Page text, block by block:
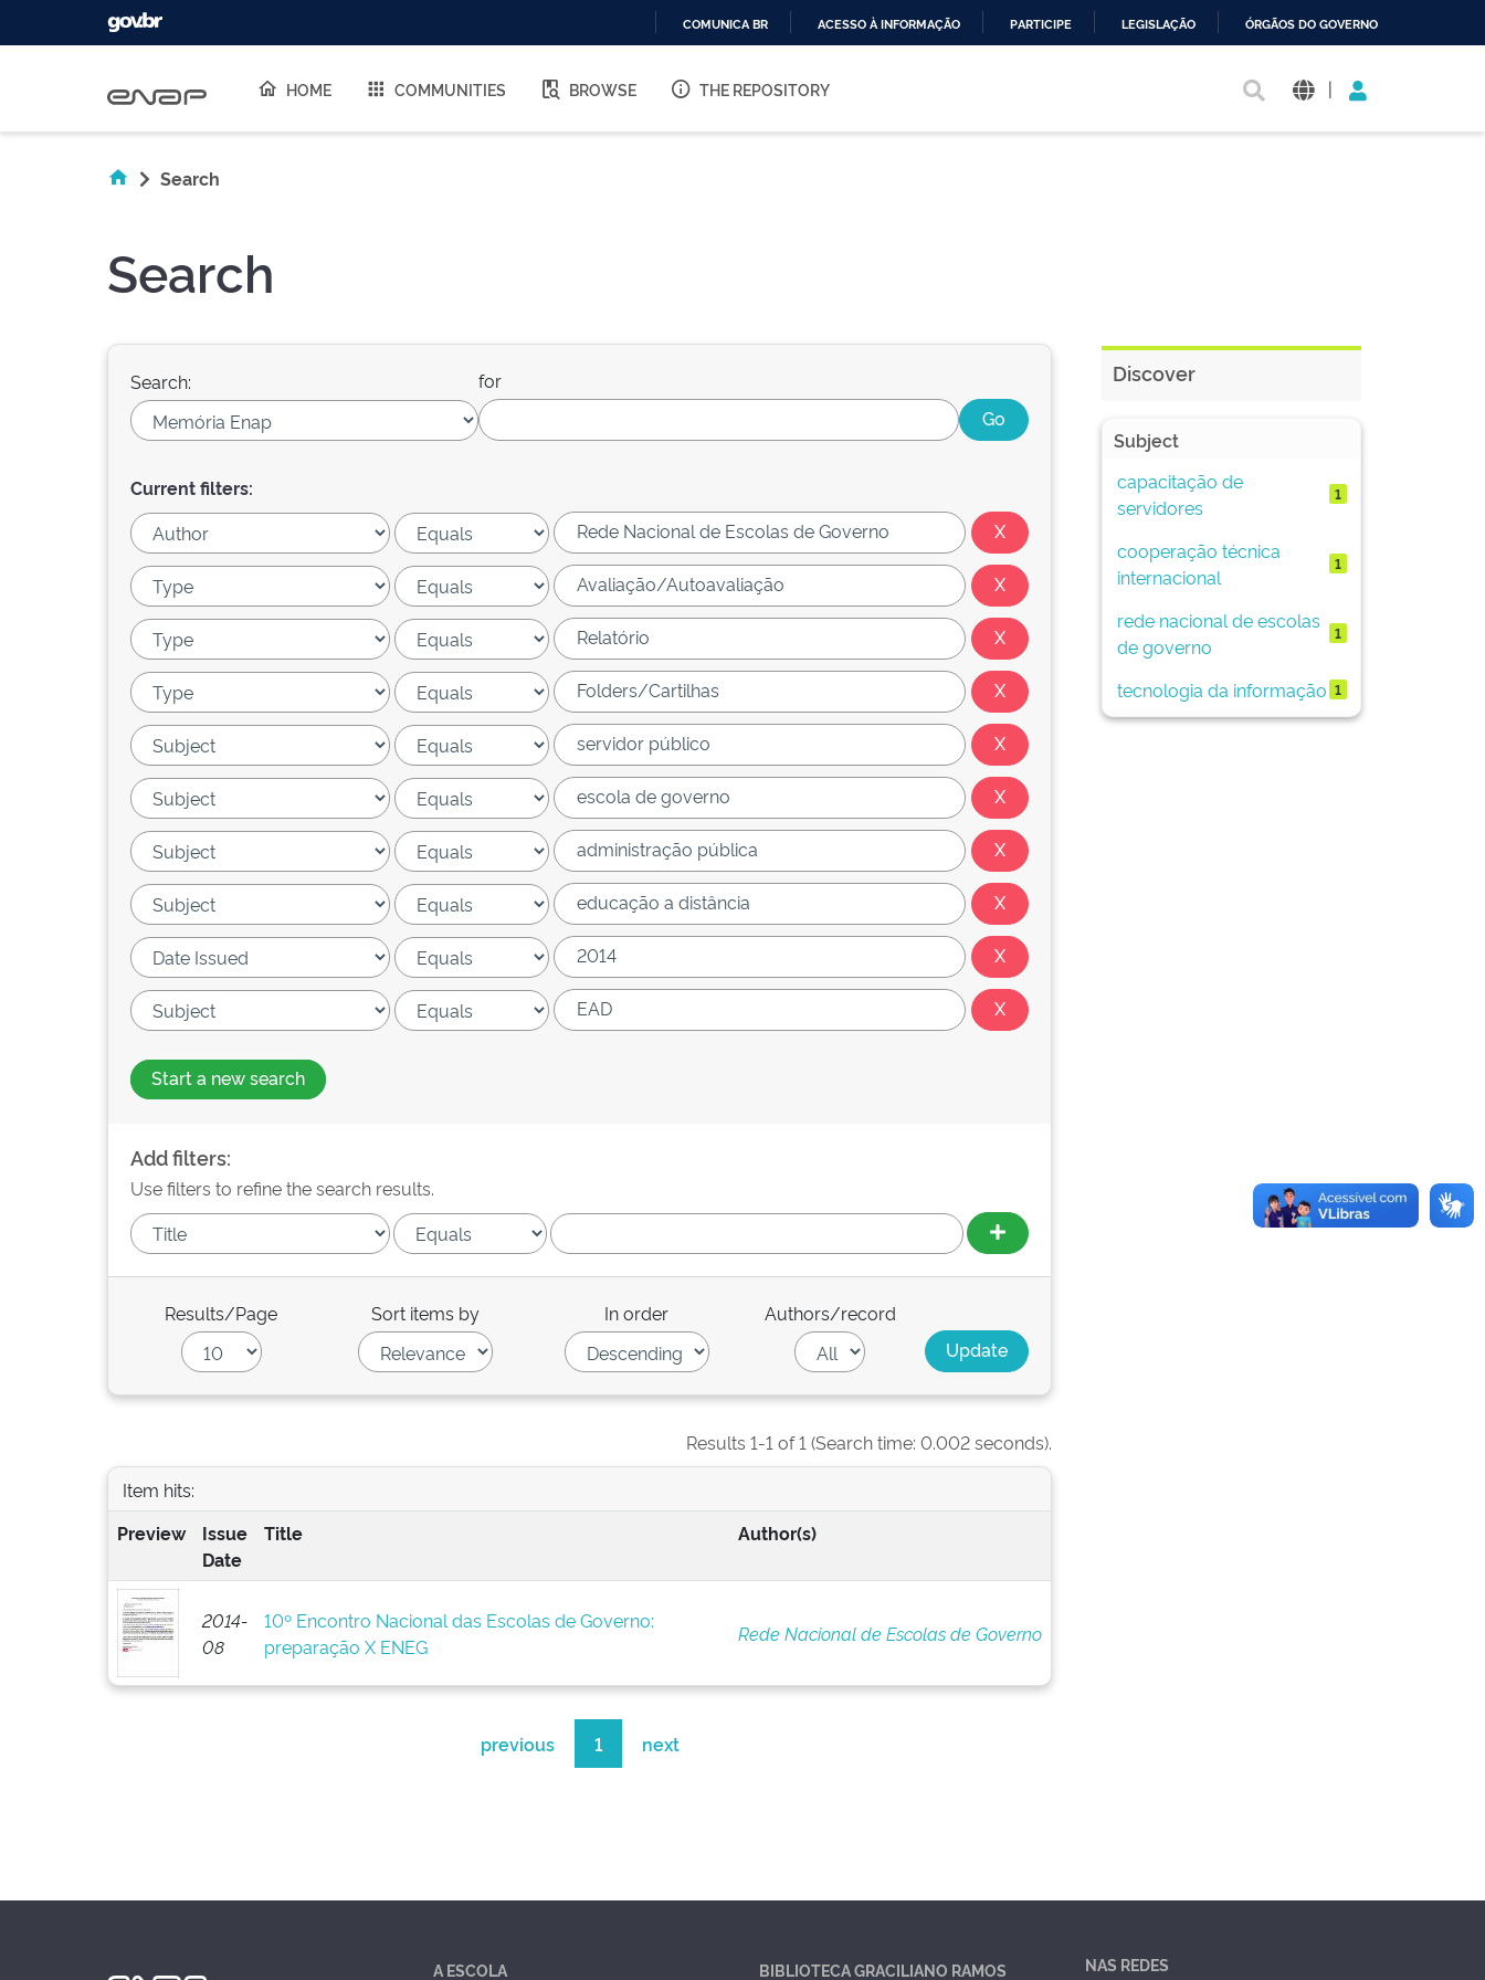
O
COMUNICA BR ACESSO À INFORMAÇÃO PARTICIPE LEGISLAÇÃO ÓRGÃOS DO GOVERNO
HOME COMMUNITIES BROWSE THE REPOSITORY |
Search
Search
Search: for
Current filters:
Start a new search
Add filters:
Use filters to refine the search results.
Results/Page Sort items by In order Authors/record
Results 1-1 of 1 (Search time: 0.002 seconds).
Item hits:
Preview
Issue
Date
Title Author(s)
2014-
08
10º Encontro Nacional das Escolas de Governo:
preparação X ENEG
Rede Nacional de Escolas de Governo
previous 1 next
Discover
Subject
capacitação de
servidores
1
cooperação técnica
internacional
1
rede nacional de escolas
de governo
1
tecnologia da informação 1
A ESCOLA BIBLIOTECA GRACILIANO RAMOS NAS REDES